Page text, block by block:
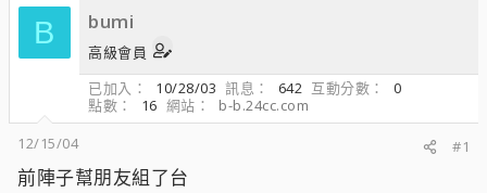
B bumi
高級會員
已加入
10/28/03 訊息 642 互動分數
0
點數
16 網站
b-b.24cc.com
12/15/04
#1
前陣子幫朋友組了台